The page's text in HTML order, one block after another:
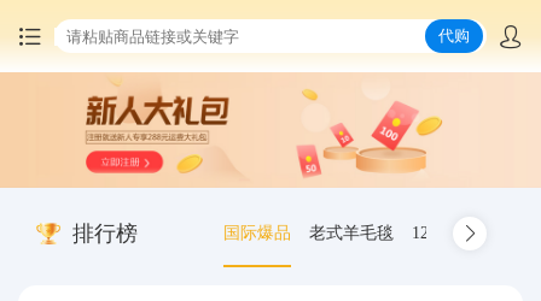
中国商品代购
集运服务
代购
排行榜 国际爆品 老式羊毛毯 12.00-20 truck